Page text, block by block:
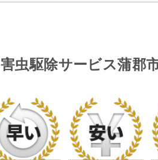
害虫駆除サービス蒲郡